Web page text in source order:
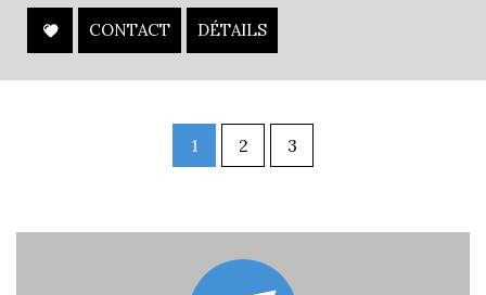
CONTACT DÉTAILS
1 2 3